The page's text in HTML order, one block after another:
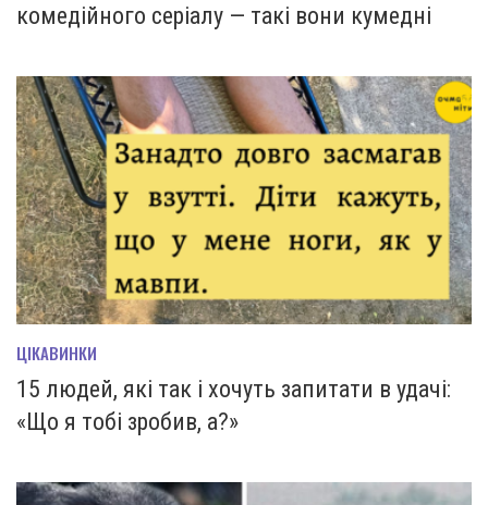
комедійного серіалу — такі вони кумедні
ЦІКАВИНКИ
15 людей, які так і хочуть запитати в удачі:
«Що я тобі зробив, а?»